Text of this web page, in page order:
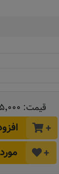
قیمت:
+
+